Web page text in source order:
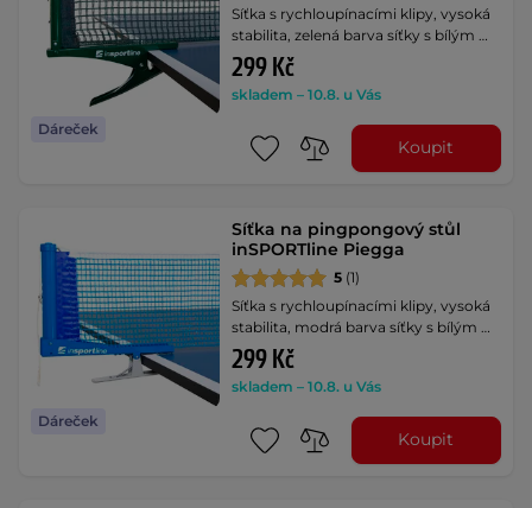
Dáreček
Síťka s rychloupínacími klipy, vysoká
stabilita, zelená barva síťky s bílým …
299 Kč
skladem – 10.8. u Vás
Koupit
Dáreček
Síťka na pingpongový stůl
inSPORTline Piegga
5 (1)
Síťka s rychloupínacími klipy, vysoká
stabilita, modrá barva síťky s bílým …
299 Kč
skladem – 10.8. u Vás
Koupit